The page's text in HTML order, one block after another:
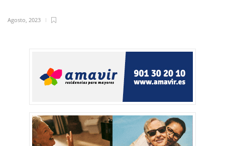
Agosto, 2023